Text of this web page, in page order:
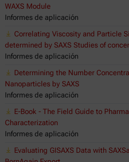
WAXS Module
Informes de aplicación
Correlating Viscosity and Particle
determined by SAXS Studies of
Informes de aplicación
Determining the Number
Nanoparticles by SAXS
Informes de aplicación
E-Book - The Field Guide to
Characterization
Informes de aplicación
Evaluating GISAXS Data with